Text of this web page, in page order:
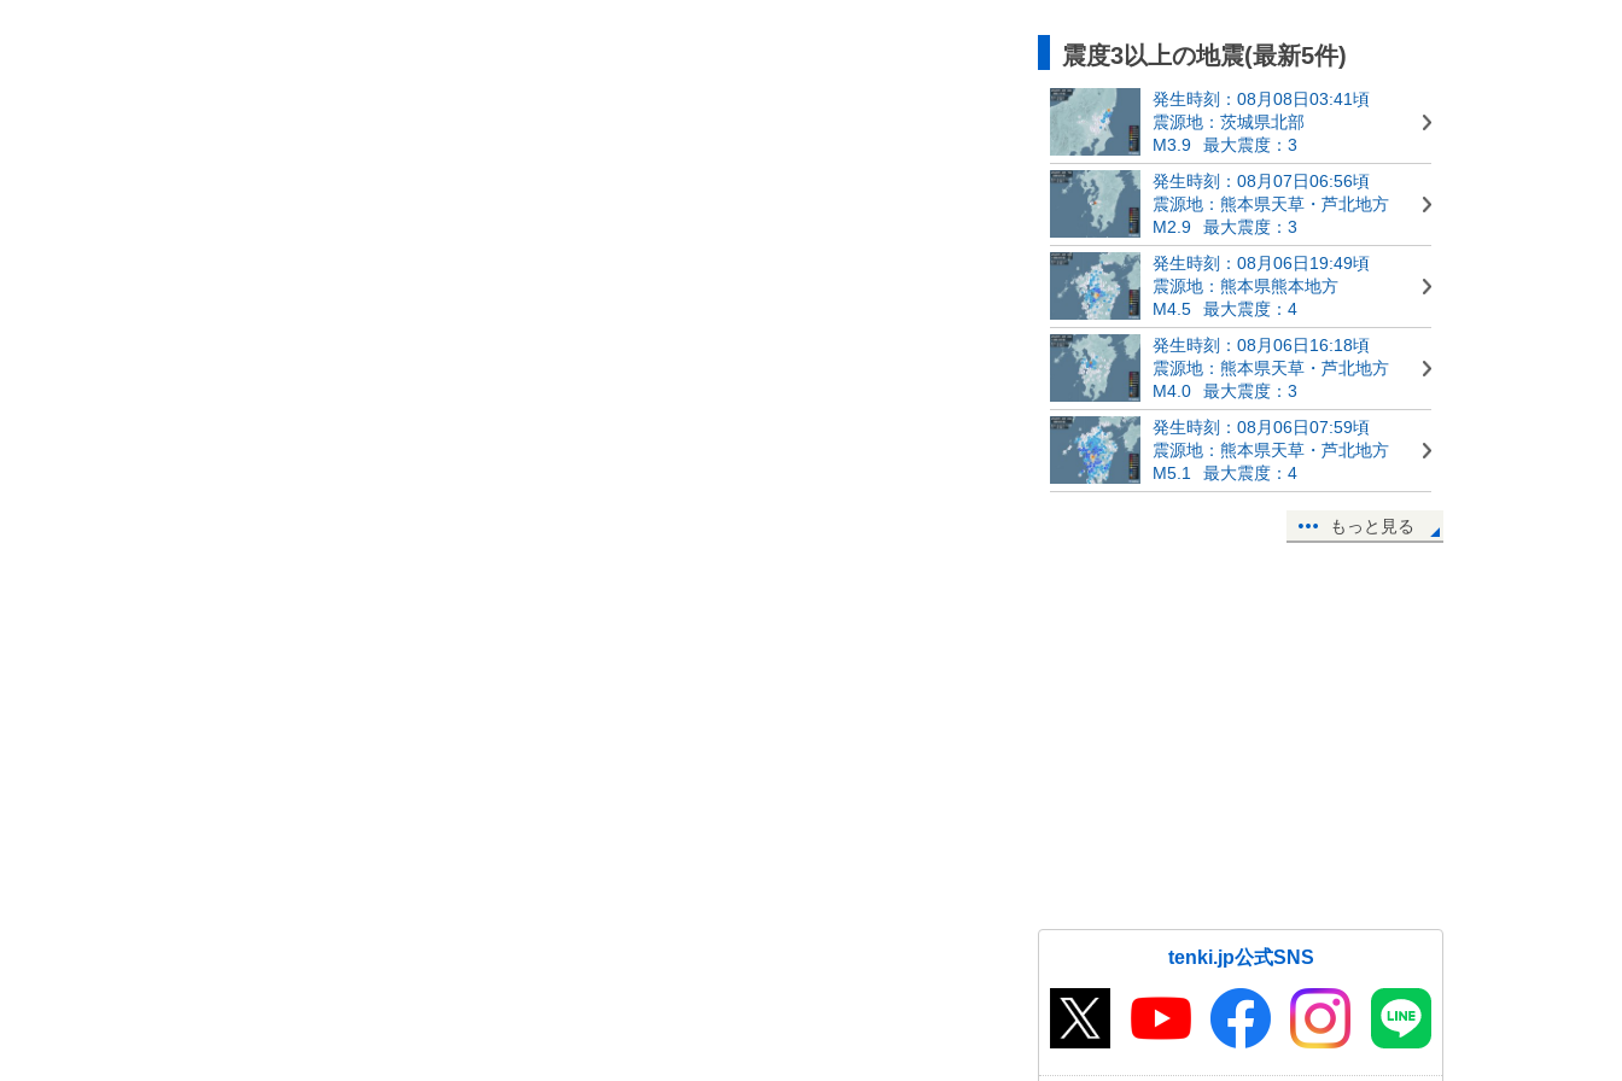
震度3以上の地震(最新5件)
発生時刻：08月08日03:41頃
震源地：茨城県北部
M3.9
最大震度：3
発生時刻：08月07日06:56頃
震源地：熊本県天草・芦北地方
M2.9
最大震度：3
発生時刻：08月06日19:49頃
震源地：熊本県熊本地方
M4.5
最大震度：4
発生時刻：08月06日16:18頃
震源地：熊本県天草・芦北地方
M4.0
最大震度：3
発生時刻：08月06日07:59頃
震源地：熊本県天草・芦北地方
M5.1
最大震度：4
もっと見る
tenki.jp公式SNS